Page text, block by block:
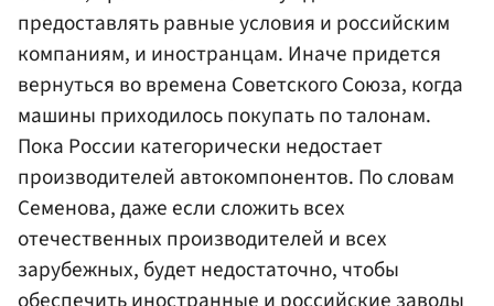
предоставлять равные условия и российским
компаниям, и иностранцам. Иначе придется
вернуться во времена Советского Союза, когда
машины приходилось покупать по талонам.
Пока России категорически недостает
производителей автокомпонентов. По словам
Семенова, даже если сложить всех
отечественных производителей и всех
зарубежных, будет недостаточно, чтобы